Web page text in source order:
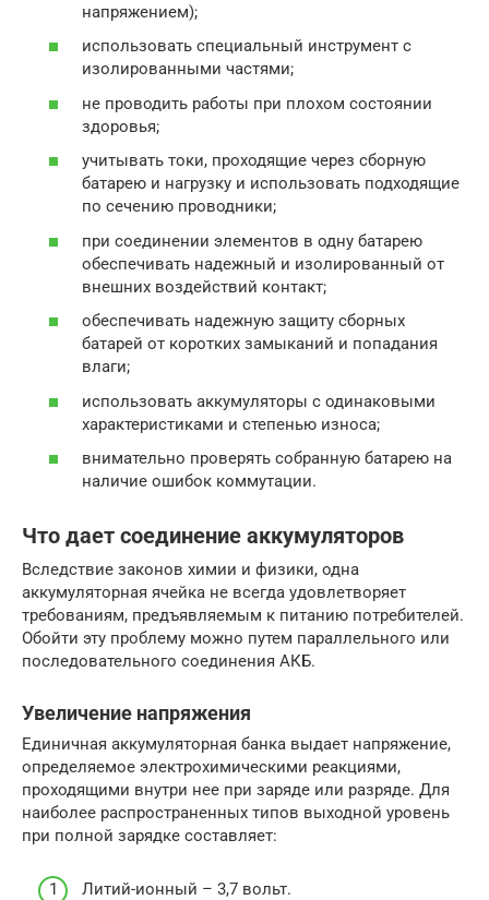
напряжением);
использовать специальный инструмент с
изолированными частями;
не проводить работы при плохом состоянии
здоровья;
учитывать токи, проходящие через сборную
батарею и нагрузку и использовать подходящие
по сечению проводники;
при соединении элементов в одну батарею
обеспечивать надежный и изолированный от
внешних воздействий контакт;
обеспечивать надежную защиту сборных
батарей от коротких замыканий и попадания
влаги;
использовать аккумуляторы с одинаковыми
характеристиками и степенью износа;
внимательно проверять собранную батарею на
наличие ошибок коммутации.
Что дает соединение аккумуляторов
Вследствие законов химии и физики, одна
аккумуляторная ячейка не всегда удовлетворяет
требованиям, предъявляемым к питанию потребителей.
Обойти эту проблему можно путем параллельного или
последовательного соединения АКБ.
Увеличение напряжения
Единичная аккумуляторная банка выдает напряжение,
определяемое электрохимическими реакциями,
проходящими внутри нее при заряде или разряде. Для
наиболее распространенных типов выходной уровень
при полной зарядке составляет:
Литий-ионный – 3,7 вольт.